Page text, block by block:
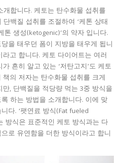
합니다. 케토는 탄수화물 섭취를
백질 섭취를 조절하여 ‘케톤 상태
톤 생성(ketogenic)’의 약자 입니다.
을 태우던 폼이 지방을 태우게 됩니
고 합니다. 케토 다이어트는 여러
흔히 알고 있는 ‘저탄고지’도 케토
의 저자는 탄수화물 섭취를 크게
, 단백질을 적당량 먹는 3중 방식을
하는 방법을 소개합니다. 이에 맞
다. ‘팻연료 방식(Fat fueled
방식은 표준적인 케토 방식과는 다
로 유연함을 더한 방식이라고 합니